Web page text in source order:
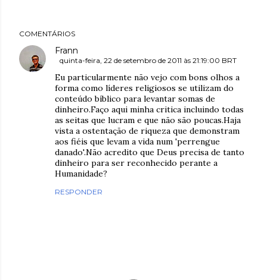
COMENTÁRIOS
Frann
quinta-feira, 22 de setembro de 2011 às 21:19:00 BRT
Eu particularmente não vejo com bons olhos a
forma como líderes religiosos se utilizam do
conteúdo bíblico para levantar somas de
dinheiro.Faço aqui minha critica incluindo todas
as seitas que lucram e que não são poucas.Haja
vista a ostentação de riqueza que demonstram
aos fiéis que levam a vida num 'perrengue
danado'.Não acredito que Deus precisa de tanto
dinheiro para ser reconhecido perante a
Humanidade?
RESPONDER